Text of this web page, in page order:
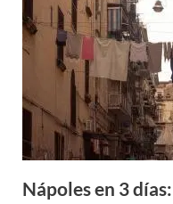
Nápoles en 3